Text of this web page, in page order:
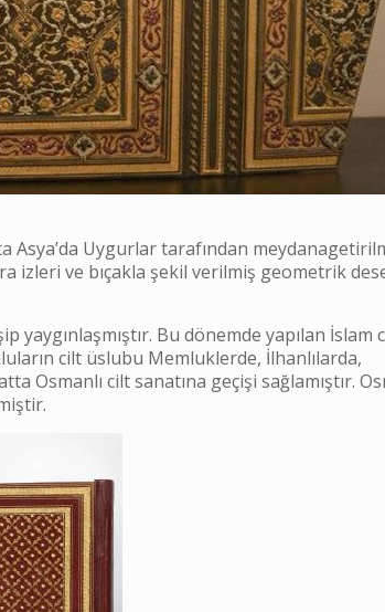
Asya’da Uygurlar tarafından
izleri ve bıçakla şekil verilmiş geometrik
yaygınlaşmıştır. Bu dönemde yapılan İslam
cilt üslubu Memluklerde, İlhanlılarda,
Osmanlı cilt sanatına geçişi sağlamıştır.